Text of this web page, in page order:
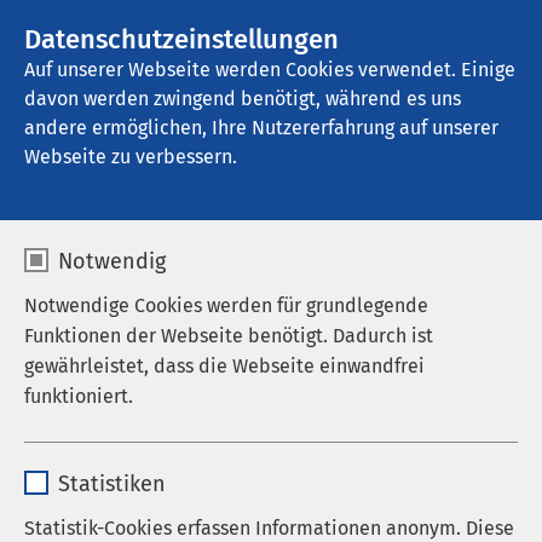
Datenschutzeinstellungen
Auf unserer Webseite werden Cookies verwendet. Einige
davon werden zwingend benötigt, während es uns
andere ermöglichen, Ihre Nutzererfahrung auf unserer
Webseite zu verbessern.
Notwendig
Notwendige Cookies werden für grundlegende
Funktionen der Webseite benötigt. Dadurch ist
gewährleistet, dass die Webseite einwandfrei
funktioniert.
Anbieter sgalinski
Statistiken
Statistik-Cookies erfassen Informationen anonym. Diese
AMEOS Klinikum St. Clemens Oberhausen